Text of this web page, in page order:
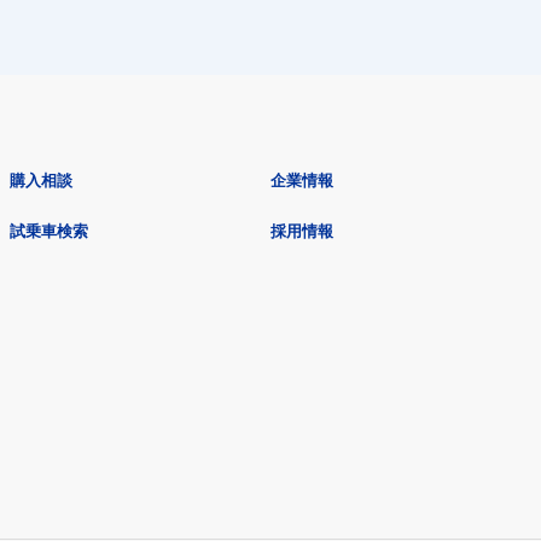
購入相談
試乗車検索
企業情報
採用情報